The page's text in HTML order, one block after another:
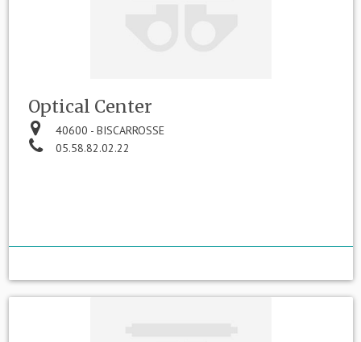
Optical Center
40600 - BISCARROSSE
05.58.82.02.22